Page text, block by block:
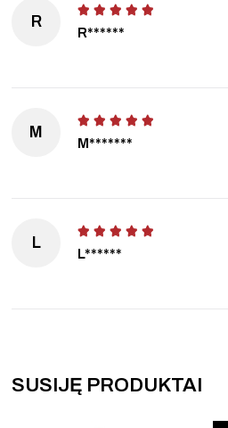
R
R******
M
M*******
L
L******
SUSIJĘ PRODUKTAI